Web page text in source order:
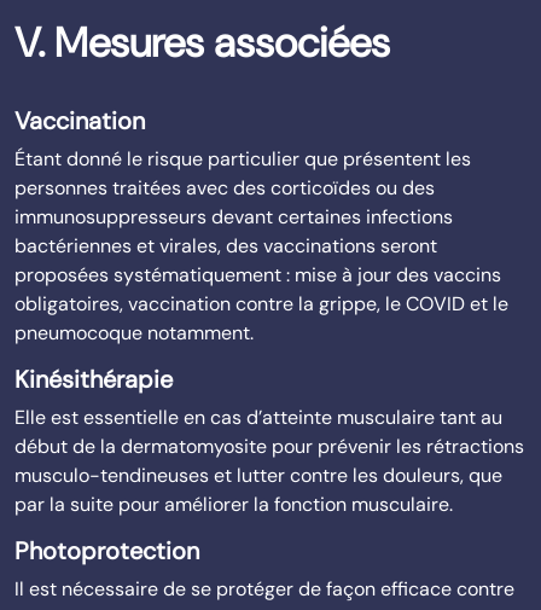
V. Mesures associées
Vaccination
Étant donné le risque particulier que présentent les
personnes traitées avec des corticoïdes ou des
immunosuppresseurs devant certaines infections
bactériennes et virales, des vaccinations seront
proposées systématiquement : mise à jour des vaccins
obligatoires, vaccination contre la grippe, le COVID et le
pneumocoque notamment.
Kinésithérapie
Elle est essentielle en cas d’atteinte musculaire tant au
début de la dermatomyosite pour prévenir les rétractions
musculo-tendineuses et lutter contre les douleurs, que
par la suite pour améliorer la fonction musculaire.
Photoprotection
Il est nécessaire de se protéger de façon efficace contre